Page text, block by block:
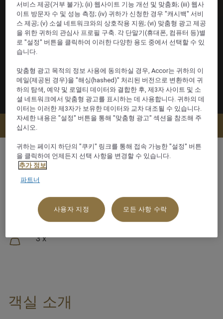
120 m²
수영장쪽
3 x
객실 소개
서비스 제공(거부 불가); (ii) 웹사이트 기능 개선 및 맞춤화; (iii) 웹사
이트 방문자 수 및 성능 측정; (iv) 귀하가 신청한 경우 "캐시백" 서비
스 제공; (v) 소셜 네트워크와의 상호작용 지원; (vi) 맞춤형 광고 제공
을 위한 귀하의 관심사 프로필 구축. 각 단말기(휴대폰, 컴퓨터 등)별
로 "설정" 버튼을 클릭하여 이러한 다양한 용도 중에서 선택할 수 있
습니다.
맞춤형 광고 목적의 정보 사용에 동의하실 경우, Accor는 귀하의 이
메일(제공된 경우)을 "해싱(hashed)" 처리된 버전으로 변환하여 귀
하의 탐색, 예약 및 로열티 데이터와 결합한 후, 제3자 사이트 및 소
셜 네트워크에서 맞춤형 광고를 표시하는 데 사용합니다. 귀하의 데
이터는 이러한 제3자가 보유한 데이터와 교차 대조될 수 있습니다.
자세한 내용은 "설정" 버튼을 통해 "맞춤형 광고" 섹션을 참조해 주
십시오.
귀하는 페이지 하단의 "쿠키" 링크를 통해 접속 가능한 "설정" 버튼
을 클릭하여 언제든지 선택 사항을 변경할 수 있습니다.
추가 정보
파트너
사용자 지정 모든 사항 수락